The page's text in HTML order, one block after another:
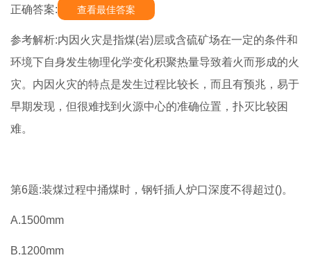
正确答案: 查看最佳答案
参考解析:内因火灾是指煤(岩)层或含硫矿场在一定的条件和
环境下自身发生物理化学变化积聚热量导致着火而形成的火
灾。内因火灾的特点是发生过程比较长，而且有预兆，易于
早期发现，但很难找到火源中心的准确位置，扑灭比较困
难。
第6题:装煤过程中捅煤时，钢钎插人炉口深度不得超过()。
A.1500mm
B.1200mm